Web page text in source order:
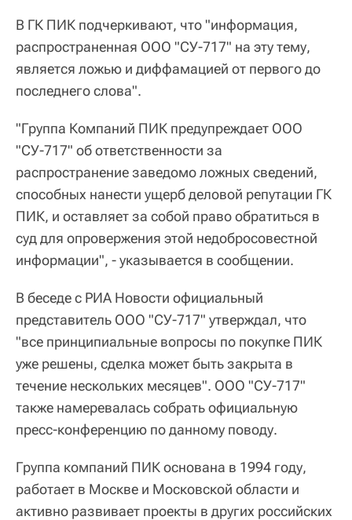
В ГК ПИК подчеркивают, что "информация,
распространенная ООО "СУ-717" на эту тему,
является ложью и диффамацией от первого до
последнего слова".
"Группа Компаний ПИК предупреждает ООО
"СУ-717" об ответственности за
распространение заведомо ложных сведений,
способных нанести ущерб деловой репутации ГК
ПИК, и оставляет за собой право обратиться в
суд для опровержения этой недобросовестной
информации", - указывается в сообщении.
В беседе с РИА Новости официальный
представитель ООО "СУ-717" утверждал, что
"все принципиальные вопросы по покупке ПИК
уже решены, сделка может быть закрыта в
течение нескольких месяцев". ООО "СУ-717"
также намеревалась собрать официальную
пресс-конференцию по данному поводу.
Группа компаний ПИК основана в 1994 году,
работает в Москве и Московской области и
активно развивает проекты в других российских